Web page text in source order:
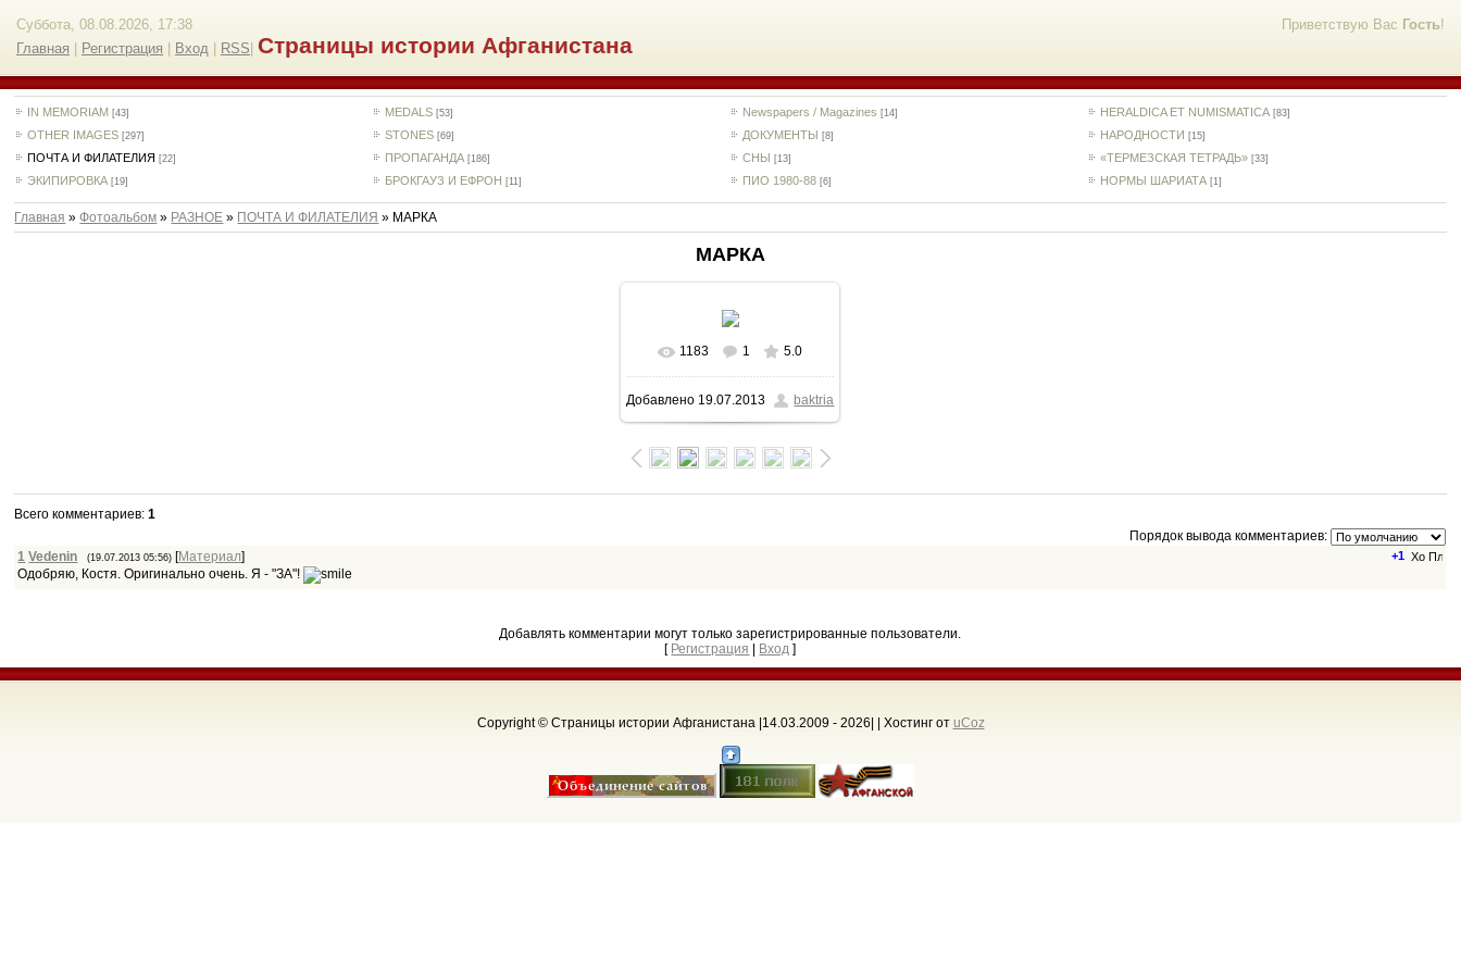
Приветствую Вас Гость!
Суббота, 08.08.2026, 17:38
Главная
Регистрация Вход RSS Страницы истории Афганистана
IN MEMORIAM [43] MEDALS [53] Newspapers / Magazines [14] HERALDICA ET NUMISMATICA [83]
OTHER IMAGES [297] STONES [69] ДОКУМЕНТЫ [8] НАРОДНОСТИ [15]
ПОЧТА И ФИЛАТЕЛИЯ [22] ПРОПАГАНДА [186] СНЫ [13] «ТЕРМЕЗСКАЯ ТЕТРАДЬ» [33]
ЭКИПИРОВКА [19] БРОКГАУЗ И ЕФРОН [11] ПИО 1980-88 [6] НОРМЫ ШАРИАТА [1]
Главная »Фотоальбом » РАЗНОЕ » ПОЧТА И ФИЛАТЕЛИЯ » МАРКА
МАРКА
В реальном размере
569x488 / 78.3Kb
1183 1 5.0
Добавлено 19.07.2013 baktria
Всего комментариев:1
Порядок вывода комментариев:
+1
1 Vedenin (19.07.2013 05:56) [Материал]
Одобряю, Костя. Оригинально очень. Я - "ЗА"!
Добавлять комментарии могут только зарегистрированные пользователи.
[ Регистрация Вход ]
Copyright © Страницы истории Афганистана |14.03.2009 - 2026 Хостинг от uCoz